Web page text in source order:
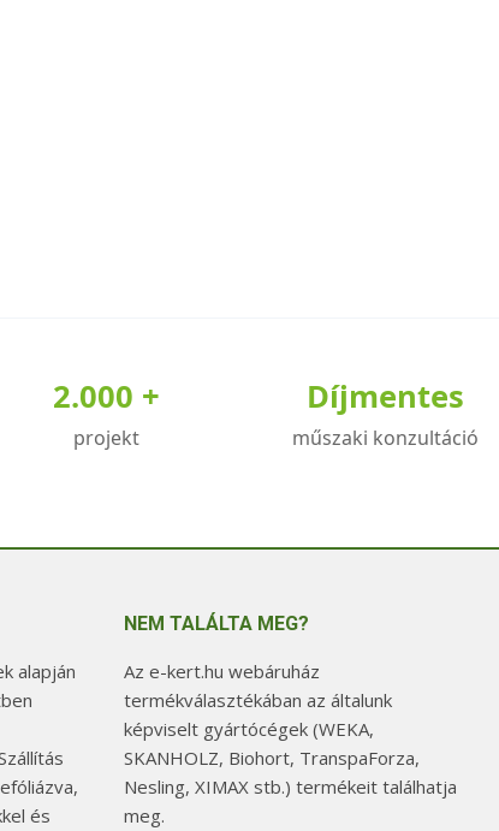
2.000 +
projekt
Díjmentes
műszaki konzultáció
alapján
és
NEM TALÁLTA MEG?
Az e-kert.hu webáruház
termékválasztékában az általunk
képviselt gyártócégek (WEKA,
SKANHOLZ, Biohort, TranspaForza,
Nesling, XIMAX stb.) termékeit találhatja
meg.